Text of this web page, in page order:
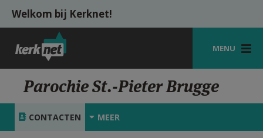
Overslaan en naar de inhoud gaan
Welkom bij Kerknet!
MENU
STARTPAGINA
VIERINGEN
Parochie St.-Pieter Brugge
CONTACTEN MEER